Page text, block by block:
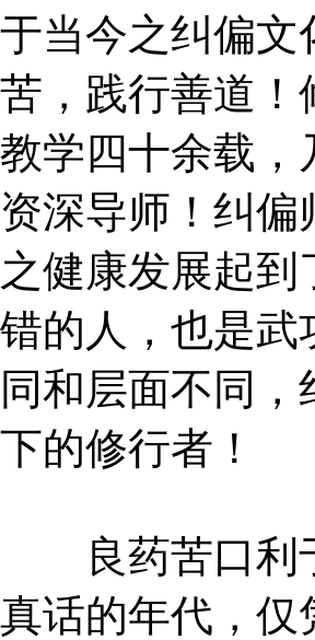
于当今之纠偏文
苦，践行善道！
教学四十余载，
资深导师！纠
之健康发展起
错的人，也是武
同和层面不同
下的修行者！
良药苦口利于
真话的年代，仅